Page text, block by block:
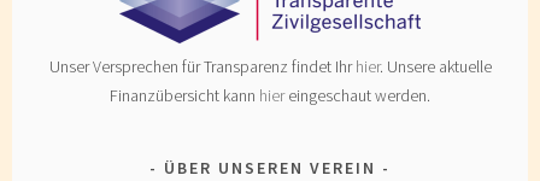
Unser Versprechen für Transparenz findet Ihrhier. Unsere aktuelle
Finanzübersicht kann hiereingeschaut werden.
ÜBER UNSEREN VEREIN